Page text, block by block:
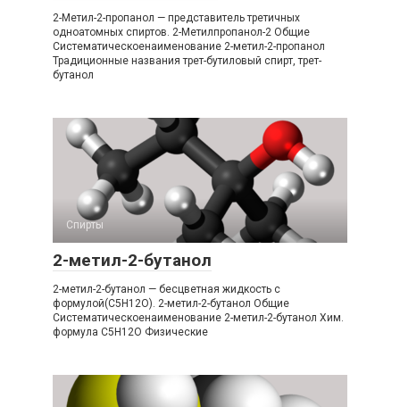
2-Метил-2-пропанол — представитель третичных
одноатомных спиртов. 2-​Метилпропанол-​2 Общие
Систематическоенаименование 2-​метил-​2-​пропанол
Традиционные названия трет-бутиловый спирт, трет-
бутанол
Спирты
2-метил-2-бутанол
2-​метил-​2-​бутанол — бесцветная жидкость с
формулой(C5H12O). 2-​метил-​2-​бутанол Общие
Систематическоенаименование 2-​​метил-​​2-​​бутанол Хим.
формула C5H12O Физические